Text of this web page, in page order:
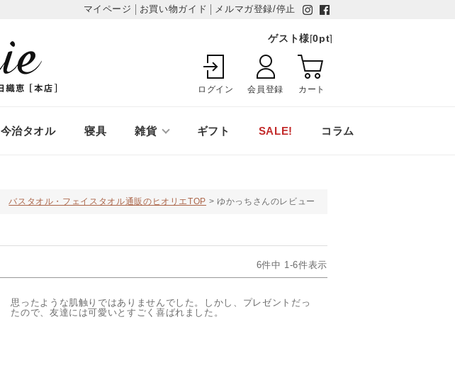
マイページ お買い物ガイド メルマガ登録/停止
ゲスト様[0pt]
ログイン 会員登録 カート
今治タオル 寝具 雑貨 ギフト SALE! コラム
バスタオル・フェイスタオル通販のヒオリエTOP ゆかっちさんのレビュー
6件中 1-6件表示
思ったような肌触りではありませんでした。しかし、プレゼントだっ
たので、友達には可愛いとすごく喜ばれました。